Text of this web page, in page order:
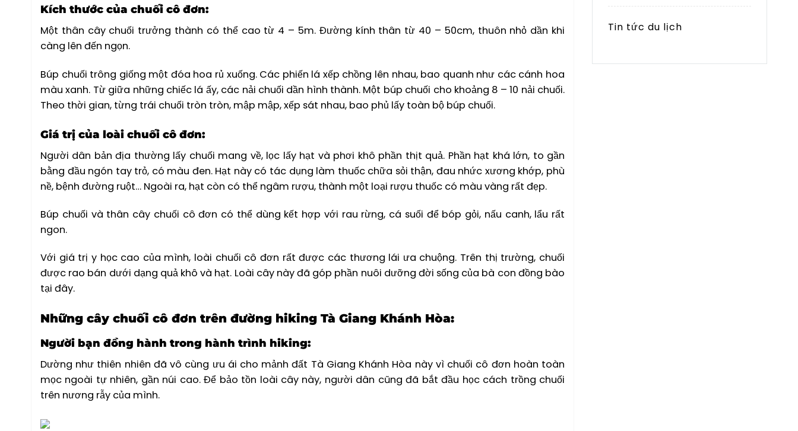
Kích thước của chuối cô đơn:
Một thân cây chuối trưởng thành có thể cao từ 4 – 5m. Đường kính thân từ 40 – 50cm, thuôn nhỏ dần khi
càng lên đến ngọn.
Búp chuối trông giống một đóa hoa rủ xuống. Các phiến lá xếp chồng lên nhau, bao quanh như các cánh hoa
màu xanh. Từ giữa những chiếc lá ấy, các nải chuối dần hình thành. Một búp chuối cho khoảng 8 – 10 nải chuối.
Theo thời gian, từng trái chuối tròn tròn, mập mập, xếp sát nhau, bao phủ lấy toàn bộ búp chuối.
Giá trị của loài chuối cô đơn:
Người dân bản địa thường lấy chuối mang về, lọc lấy hạt và phơi khô phần thịt quả. Phần hạt khá lớn, to gần
bằng đầu ngón tay trỏ, có màu đen. Hạt này có tác dụng làm thuốc chữa sỏi thận, đau nhức xương khớp, phù
nề, bệnh đường ruột… Ngoài ra, hạt còn có thể ngâm rượu, thành một loại rượu thuốc có màu vàng rất đẹp.
Búp chuối và thân cây chuối cô đơn có thể dùng kết hợp với rau rừng, cá suối để bóp gỏi, nấu canh, lẩu rất
ngon.
Với giá trị y học cao của mình, loài chuối cô đơn rất được các thương lái ưa chuộng. Trên thị trường, chuối
được rao bán dưới dạng quả khô và hạt. Loài cây này đã góp phần nuôi dưỡng đời sống của bà con đồng bào
tại đây.
Những cây chuối cô đơn trên đường hiking Tà Giang Khánh Hòa:
Người bạn đồng hành trong hành trình hiking:
Dường như thiên nhiên đã vô cùng ưu ái cho mảnh đất Tà Giang Khánh Hòa này vì chuối cô đơn hoàn toàn
mọc ngoài tự nhiên, gần núi cao. Để bảo tồn loài cây này, người dân cũng đã bắt đầu học cách trồng chuối
trên nương rẫy của mình.
Tin tức du lịch